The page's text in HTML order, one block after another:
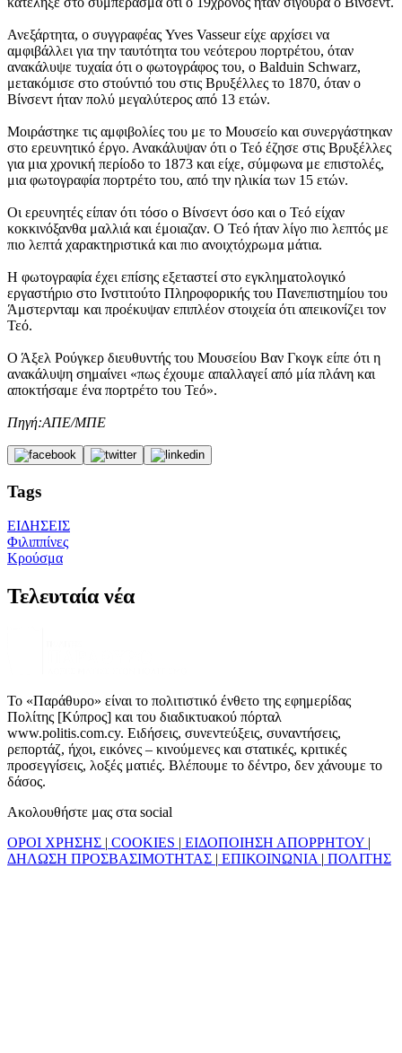
Ανεξάρτητα, ο συγγραφέας Yves Vasseur είχε αρχίσει να
αμφιβάλλει για την ταυτότητα του νεότερου πορτρέτου, όταν
ανακάλυψε τυχαία ότι ο φωτογράφος του, ο Balduin Schwarz,
μετακόμισε στο στούντιό του στις Βρυξέλλες το 1870, όταν ο
Βίνσεντ ήταν πολύ μεγαλύτερος από 13 ετών.
Μοιράστηκε τις αμφιβολίες του με το Μουσείο και συνεργάστηκαν
στο ερευνητικό έργο. Ανακάλυψαν ότι ο Τεό έζησε στις Βρυξέλλες
για μια χρονική περίοδο το 1873 και είχε, σύμφωνα με επιστολές,
μια φωτογραφία πορτρέτο του, από την ηλικία των 15 ετών.
Οι ερευνητές είπαν ότι τόσο ο Βίνσεντ όσο και ο Τεό είχαν
κοκκινόξανθα μαλλιά και έμοιαζαν. Ο Τεό ήταν λίγο πιο λεπτός με
πιο λεπτά χαρακτηριστικά και πιο ανοιχτόχρωμα μάτια.
Η φωτογραφία έχει επίσης εξεταστεί στο εγκληματολογικό
εργαστήριο στο Ινστιτούτο Πληροφορικής του Πανεπιστημίου του
Άμστερνταμ και προέκυψαν επιπλέον στοιχεία ότι απεικονίζει τον
Τεό.
Ο Άξελ Ρούγκερ διευθυντής του Μουσείου Βαν Γκογκ είπε ότι η
ανακάλυψη σημαίνει «πως έχουμε απαλλαγεί από μία πλάνη και
αποκτήσαμε ένα πορτρέτο του Τεό».
Πηγή:ΑΠΕ/ΜΠΕ
Tags
ΕΙΔΗΣΕΙΣ
Φιλιππίνες
Κρούσμα
Τελευταία νέα
Το «Παράθυρο» είναι το πολιτιστικό ένθετο της εφημερίδας
Πολίτης [Κύπρος] και του διαδικτυακού πόρταλ
www.politis.com.cy. Ειδήσεις, συνεντεύξεις, συναντήσεις,
ρεπορτάζ, ήχοι, εικόνες – κινούμενες και στατικές, κριτικές
προσεγγίσεις, λοξές ματιές. Βλέπουμε το δέντρο, δεν χάνουμε το
δάσος.
Ακολουθήστε μας στα social
ΟΡΟΙ ΧΡΗΣΗΣ | COOKIES | ΕΙΔΟΠΟΙΗΣΗ ΑΠΟΡΡΗΤΟΥ |
ΔΗΛΩΣΗ ΠΡΟΣΒΑΣΙΜΟΤΗΤΑΣ | ΕΠΙΚΟΙΝΩΝΙΑ | ΠΟΛΙΤΗΣ